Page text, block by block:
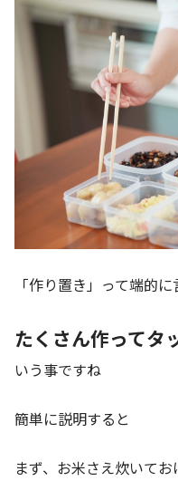
「作り置き」って端的に
たくさん作ってタ
いう事ですね
簡単に説明すると
まず、お米さえ炊いて